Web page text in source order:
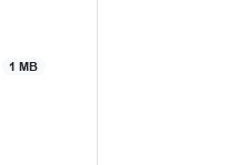
1 MB